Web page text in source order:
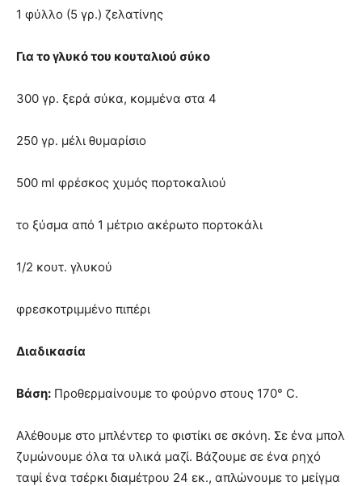
1 φύλλο (5 γρ.) ζελατίνης
Για το γλυκό του κουταλιού σύκο
300 γρ. ξερά σύκα, κομμένα στα 4
250 γρ. μέλι θυμαρίσιο
500 ml φρέσκος χυμός πορτοκαλιού
το ξύσμα από 1 μέτριο ακέρωτο πορτοκάλι
1/2 κουτ. γλυκού
φρεσκοτριμμένο πιπέρι
Διαδικασία
Βάση: Προθερμαίνουμε το φούρνο στους 170° C.
Αλέθουμε στο μπλέντερ το φιστίκι σε σκόνη. Σε ένα μπολ
ζυμώνουμε όλα τα υλικά μαζί. Bάζουμε σε ένα ρηχό
ταψί ένα τσέρκι διαμέτρου 24 εκ., απλώνουμε το μείγμα